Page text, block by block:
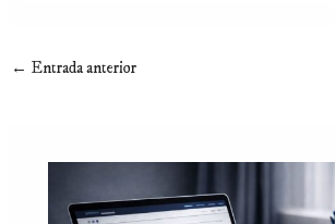
← Entrada anterior